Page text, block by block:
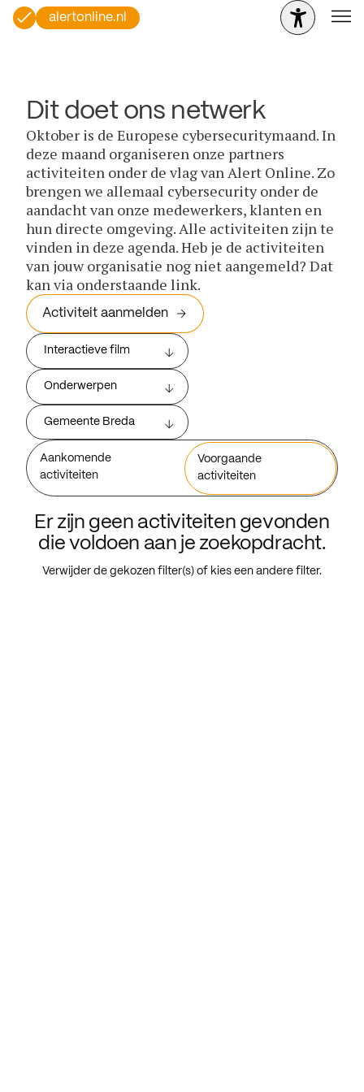
alertonline.nl
Dit doet ons netwerk
Oktober is de Europese cybersecuritymaand. In
deze maand organiseren onze partners
activiteiten onder de vlag van Alert Online. Zo
brengen we allemaal cybersecurity onder de
aandacht van onze medewerkers, klanten en
hun directe omgeving. Alle activiteiten zijn te
vinden in deze agenda. Heb je de activiteiten
van jouw organisatie nog niet aangemeld? Dat
kan via onderstaande link.
Activiteit aanmelden
Interactieve film
Onderwerpen
Gemeente Breda
Aankomende
activiteiten
Voorgaande
activiteiten
Er zijn geen activiteiten gevonden
die voldoen aan je zoekopdracht.
Verwijder de gekozen filter(s) of kies een andere filter.